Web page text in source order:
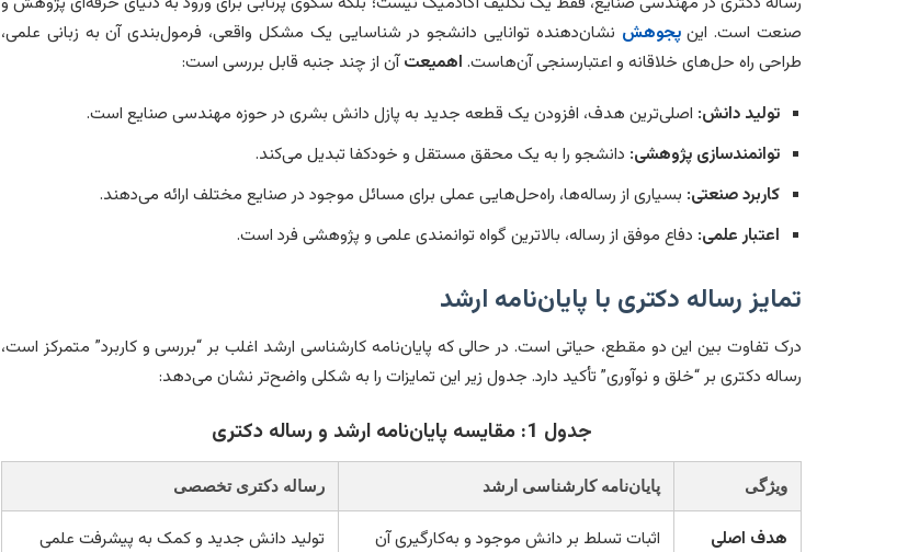
صنعت است. اینپجوهش نشان‌دهنده توانایی دانشجو در شناسایی یک مشکل واقعی، فرمول‌بندی آن به زبانی علمی،
طراحی راه حل‌های خلاقانه و اعتبارسنجی آن‌هاست. اهمیعتآن از چند جنبه قابل بررسی است:
تولید دانش: اصلی‌ترین هدف، افزودن یک قطعه جدید به پازل دانش بشری در حوزه مهندسی صنایع است.
توانمندسازی پژوهشی: دانشجو را به یک محقق مستقل و خودکفا تبدیل می‌کند.
کاربرد صنعتی: بسیاری از رساله‌ها، راه‌حل‌هایی عملی برای مسائل موجود در صنایع مختلف ارائه می‌دهند.
اعتبار علمی: دفاع موفق از رساله، بالاترین گواه توانمندی علمی و پژوهشی فرد است.
تمایز رساله دکتری با پایان‌نامه ارشد
درک تفاوت بین این دو مقطع، حیاتی است. در حالی که پایان‌نامه کارشناسی ارشد اغلب بر “بررسی و کاربرد” متمرکز است،
رساله دکتری بر “خلق و نوآوری” تأکید دارد. جدول زیر این تمایزات را به شکلی واضح‌تر نشان می‌دهد:
جدول 1: مقایسه پایان‌نامه ارشد و رساله دکتری
ویژگی پایان‌نامه کارشناسی ارشد رساله دکتری تخصصی
هدف اصلی اثبات تسلط بر دانش موجود و به‌کارگیری آن تولید دانش جدید و کمک به پیشرفت علمی